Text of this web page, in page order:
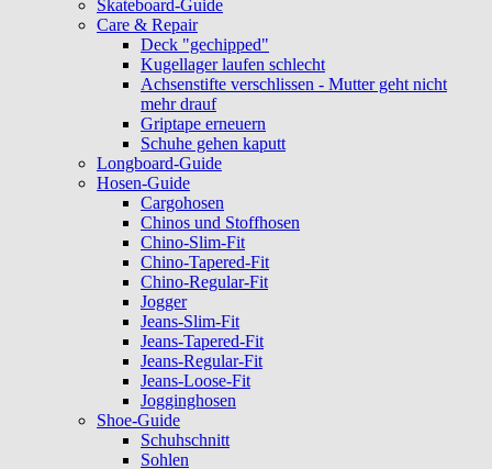
Skateboard-Guide
Care & Repair
Deck "gechipped"
Kugellager laufen schlecht
Achsenstifte verschlissen - Mutter geht nicht
mehr drauf
Griptape erneuern
Schuhe gehen kaputt
Longboard-Guide
Hosen-Guide
Cargohosen
Chinos und Stoffhosen
Chino-Slim-Fit
Chino-Tapered-Fit
Chino-Regular-Fit
Jogger
Jeans-Slim-Fit
Jeans-Tapered-Fit
Jeans-Regular-Fit
Jeans-Loose-Fit
Jogginghosen
Shoe-Guide
Schuhschnitt
Sohlen